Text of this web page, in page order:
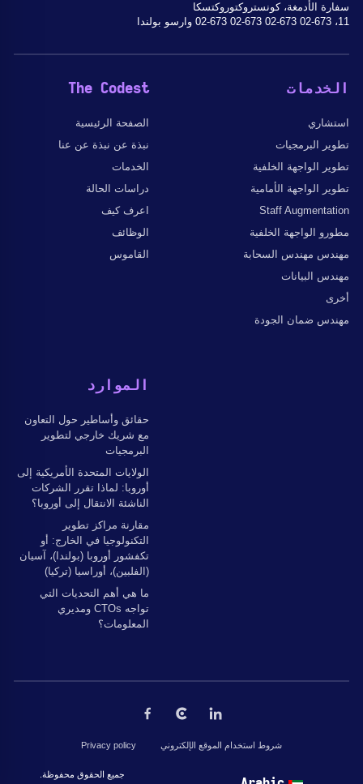
سفارة الأدمغة، كونستروكتوروكتسكا
11، 02-673 02-673 02-673 02-673 وارسو بولندا
The Codest
الصفحة الرئيسية
نبذة عن نبذة عن عنا
الخدمات
دراسات الحالة
اعرف كيف
الوظائف
القاموس
الخدمات
استشاري
تطوير البرمجيات
تطوير الواجهة الخلفية
تطوير الواجهة الأمامية
Staff Augmentation
مطورو الواجهة الخلفية
مهندس مهندس السحابة
مهندس البيانات
أخرى
مهندس ضمان الجودة
الموارد
حقائق وأساطير حول التعاون
مع شريك خارجي لتطوير
البرمجيات
الولايات المتحدة الأمريكية إلى
أوروبا: لماذا تقرر الشركات
الناشئة الانتقال إلى أوروبا؟
مقارنة مراكز تطوير
التكنولوجيا في الخارج: أو
تكفشور أوروبا (بولندا)، آسيان
(الفلبين)، أوراسيا (تركيا)
ما هي أهم التحديات التي
تواجه CTOs ومديري
المعلومات؟
Privacy policy شروط استخدام الموقع الإلكتروني